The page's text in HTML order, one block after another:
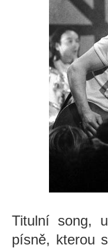
Titulní song,
písně, kterou